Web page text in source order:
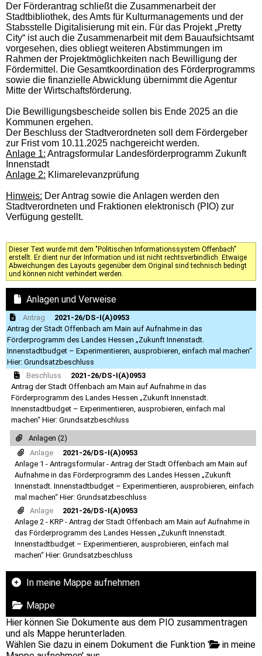
Der Förderantrag schließt die Zusammenarbeit der
Stadtbibliothek, des Amts für Kulturmanagements und der
Stabsstelle Digitalisierung mit ein. Für das Projekt „Pretty
City“ ist auch die Zusammenarbeit mit dem Bauaufsichtsamt
vorgesehen, dies obliegt weiteren Abstimmungen im
Rahmen der Projektmöglichkeiten nach Bewilligung der
Fördermittel. Die Gesamtkoordination des Förderprogramms
sowie die finanzielle Abwicklung übernimmt die Agentur
Mitte der Wirtschaftsförderung.
Die Bewilligungsbescheide sollen bis Ende 2025 an die
Kommunen ergehen.
Der Beschluss der Stadtverordneten soll dem Fördergeber
zur Frist vom 10.11.2025 nachgereicht werden.
Anlage 1: Antragsformular Landesförderprogramm Zukunft
Innenstadt
Anlage 2: Klimarelevanzprüfung
Hinweis: Der Antrag sowie die Anlagen werden den
Stadtverordneten und Fraktionen elektronisch (PIO) zur
Verfügung gestellt.
Dieser Text wurde mit dem "Politischen Informationssystem Offenbach"
erstellt. Er dient nur der Information und ist nicht rechtsverbindlich. Etwaige
Abweichungen des Layouts gegenüber dem Original sind technisch bedingt
und können nicht verhindert werden.
Anlagen und Verweise
Antrag
2021-26/DS-I(A)0953
Antrag der Stadt Offenbach am Main auf Aufnahme in das
Förderprogramm des Landes Hessen „Zukunft Innenstadt.
Innenstadtbudget – Experimentieren, ausprobieren, einfach mal machen“
Hier: Grundsatzbeschluss
Beschluss
2021-26/DS-I(A)0953
Antrag der Stadt Offenbach am Main auf Aufnahme in das
Förderprogramm des Landes Hessen „Zukunft Innenstadt.
Innenstadtbudget – Experimentieren, ausprobieren, einfach mal
machen“ Hier: Grundsatzbeschluss
Anlagen (2)
Anlage
2021-26/DS-I(A)0953
Anlage 1 - Antragsformular - Antrag der Stadt Offenbach am Main auf
Aufnahme in das Förderprogramm des Landes Hessen „Zukunft
Innenstadt. Innenstadtbudget – Experimentieren, ausprobieren, einfach
mal machen“ Hier: Grundsatzbeschluss
Anlage
2021-26/DS-I(A)0953
Anlage 2 - KRP - Antrag der Stadt Offenbach am Main auf Aufnahme in
das Förderprogramm des Landes Hessen „Zukunft Innenstadt.
Innenstadtbudget – Experimentieren, ausprobieren, einfach mal
machen“ Hier: Grundsatzbeschluss
In meine Mappe aufnehmen
Mappe
Hier können Sie Dokumente aus dem PIO zusammentragen
und als Mappe herunterladen.
Wählen Sie dazu in einem Dokument die Funktion '
in meine